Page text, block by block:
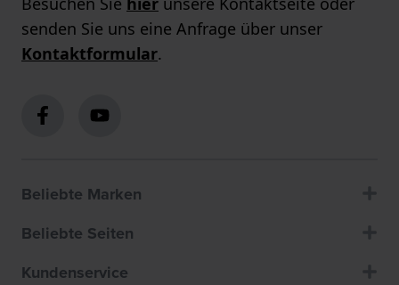
senden Sie uns eine Anfrage über unser
Kontaktformular.
Beliebte Marken
Beliebte Seiten
Kundenservice